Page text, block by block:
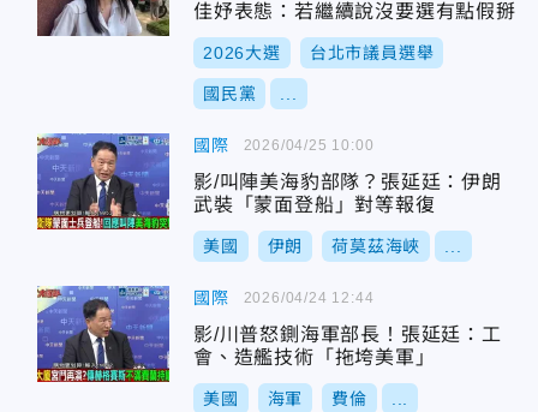
佳妤表態：若繼續說沒要選有點假掰
2026大選 台北市議員選舉
國民黨
國際
影/叫陣美海豹部隊？張延廷：伊朗
武裝「蒙面登船」對等報復
美國 伊朗 荷莫茲海峽
2026/04/25 10:00
國際
影/川普怒鍘海軍部長！張延廷：工
會、造艦技術「拖垮美軍」
美國 海軍 費倫
2026/04/24 12:44